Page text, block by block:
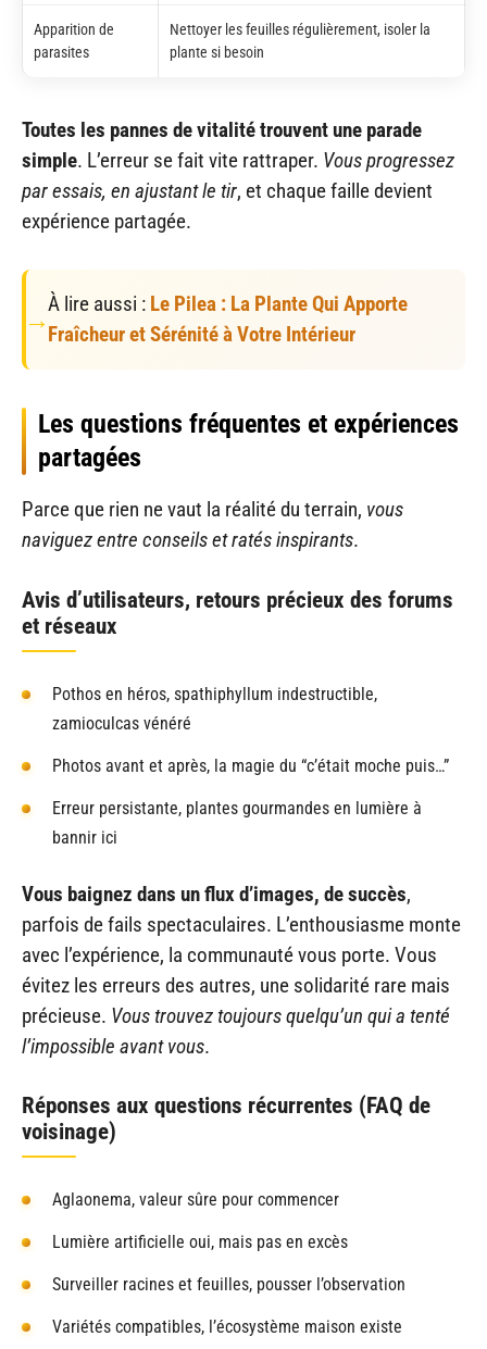
Apparition de
parasites
Nettoyer les feuilles régulièrement, isoler la
plante si besoin
Toutes les pannes de vitalité trouvent une parade
simple. L’erreur se fait vite rattraper. Vous progressez
par essais, en ajustant le tir, et chaque faille devient
expérience partagée.
À lire aussi : Le Pilea : La Plante Qui Apporte
Fraîcheur et Sérénité à Votre Intérieur
Les questions fréquentes et expériences
partagées
Parce que rien ne vaut la réalité du terrain, vous
naviguez entre conseils et ratés inspirants.
Avis d’utilisateurs, retours précieux des forums
et réseaux
Pothos en héros, spathiphyllum indestructible,
zamioculcas vénéré
Photos avant et après, la magie du “c’était moche puis…”
Erreur persistante, plantes gourmandes en lumière à
bannir ici
Vous baignez dans un flux d’images, de succès,
parfois de fails spectaculaires. L’enthousiasme monte
avec l’expérience, la communauté vous porte. Vous
évitez les erreurs des autres, une solidarité rare mais
précieuse. Vous trouvez toujours quelqu’un qui a tenté
l’impossible avant vous.
Réponses aux questions récurrentes (FAQ de
voisinage)
Aglaonema, valeur sûre pour commencer
Lumière artificielle oui, mais pas en excès
Surveiller racines et feuilles, pousser l’observation
Variétés compatibles, l’écosystème maison existe